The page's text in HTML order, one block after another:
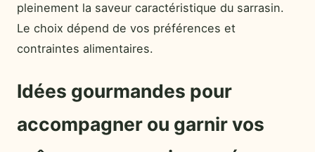
pleinement la saveur caractéristique du sarrasin.
Le choix dépend de vos préférences et
contraintes alimentaires.
Idées gourmandes pour
accompagner ou garnir vos